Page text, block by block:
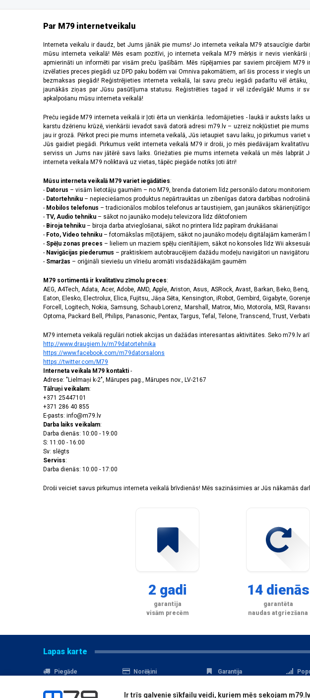
Par M79 internetveikalu
Interneta veikalu ir daudz, bet Jums jānāk pie mums! Jo interneta veikala M79 atsaucīgie
mūsu interneta veikalā! Mēs esam pozitīvi, jo interneta veikala M79 mērķis ir nevis
apmierināti un informēti par visām preču īpašībām. Mēs rūpējamies par saviem pircējiem
izvēlaties preces piegādi uz DPD paku bodēm vai Omniva pakomātiem, arī šis process ir viegls
bezmaksas piegādi! Reģistrējieties interneta veikalā, lai savu preču iegādi padarītu vēl
jaunākās ziņas par Jūsu pasūtījuma statusu. Reģistrēties tagad ir vēl izdevīgāk! Mums ir
apkalpošanu mūsu interneta veikalā!
Preču iegāde M79 interneta veikalā ir ļoti ērta un vienkārša. Iedomājieties - laukā ir auksts
karstu dzērienu krūzē, vienkārši ievadot savā datorā adresi m79.lv – uzreiz nokļūstiet pie
jau ir grozā. Pērkot preci pie mums interneta veikalā, Jūs ietaupiet savu laiku, jo pirkumus
Jūs gaidiet piegādi. Pirkumus veikt interneta veikalā M79 ir droši, jo mēs piedāvājam
serviss un Jums nav jātērē savs laiks. Griežaties pie mums interneta veikalā un mēs
interneta veikala M79 noliktavā uz vietas, tāpēc piegāde notiks ļoti ātri!
Mūsu interneta veikalā M79 variet iegādāties:
- Datorus – visām lietotāju gaumēm – no M79, brenda datoriem līdz personālo datoru monitoriem
- Datortehniku – nepieciešamos produktus nepārtrauktas un zibenīgas datora darbības
- Mobilos telefonus – tradicionālos mobilos telefonus ar taustiņiem, gan jaunākos
- TV, Audio tehniku – sākot no jaunāko modeļu televizora līdz diktofoniem
- Biroja tehniku – biroja darba atvieglošanai, sākot no printera līdz papīram drukāšanai
- Foto, Video tehniku – fotomākslas mīļotājiem, sākot no jaunāko modeļu digitālajām kamerām
- Spēļu zonas preces – lieliem un maziem spēļu cienītājiem, sākot no konsoles līdz Wii
- Navigācijas piederumus – praktiskiem autobraucējiem dažādu modeļu navigātori un
- Smaržas – oriģināli sieviešu un vīriešu aromāti visdažādākajām gaumēm
M79 sortimentā ir kvalitatīvu zīmolu preces:
AEG, A4Tech, Adata, Acer, Adobe, AMD, Apple, Ariston, Asus, ASRock, Avast, Barkan, Beko,
Eaton, Elesko, Electrolux, Elica, Fujitsu, Jāņa Sēta, Kensington, iRobot, Gembird, Gigabyte,
Forcell, Logitech, Nokia, Samsung, Schaub Lorenz, Marshall, Matrox, Mio, Motorola, MSI,
Optoma, Packard Bell, Philips, Panasonic, Pentax, Targus, Tefal, Telone, Transcend, Trust,
M79 interneta veikalā regulāri notiek akcijas un dažādas interesantas aktivitātes. Seko m79.lv
http://www.draugiem.lv/m79datortehnika
https://www.facebook.com/m79datorsalons
https://twitter.com/M79
Interneta veikala M79 kontakti -
Adrese: "Lielmaņi k-2", Mārupes pag., Mārupes nov., LV-2167
Tālruņi veikalam:
+371 25447101
+371 286 40 855
E-pasts: info@m79.lv
Darba laiks veikalam:
Darba dienās: 10:00 - 19:00
S: 11:00 - 16:00
Sv: slēgts
Serviss:
Darba dienās: 10:00 - 17:00
Droši veiciet savus pirkumus interneta veikalā brīvdienās! Mēs sazināsimies ar Jūs nākamās
2 gadi
garantija
visām precēm
14 dienās
garantēta
naudas atgriezšana
Lapas karte
Piegāde
Norēķini
Akcijas
Serviss
Garantija
Datu aizsardzība
Ir trīs galvenie sīkfailu veidi, kuriem mēs sekojam